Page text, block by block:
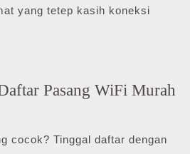
yang tetep kasih koneksi
Pasang WiFi Murah
cocok? Tinggal daftar dengan